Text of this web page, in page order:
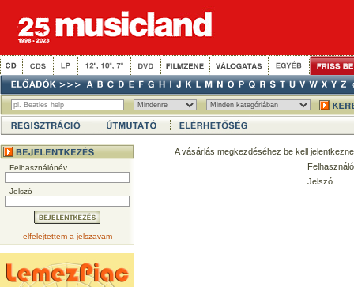
Felhasználónév
Jelszó
elfelejtettem a jelszavam
A vásárlás megkezdéséhez be kell
Jelszó